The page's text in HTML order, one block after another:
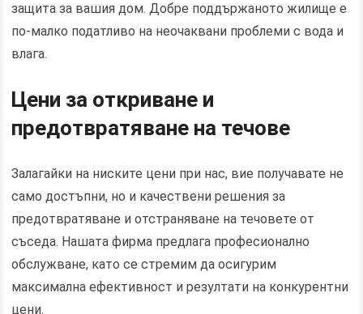
защита за вашия дом. Добре поддържаното жилище е
по-малко податливо на неочаквани проблеми с вода и
влага.
Цени за откриване и
предотвратяване на течове
Залагайки на ниските цени при нас, вие получавате не
само достъпни, но и качествени решения за
предотвратяване и отстраняване на течовете от
съседа. Нашата фирма предлага професионално
обслужване, като се стремим да осигурим
максимална ефективност и резултати на конкурентни
цени.